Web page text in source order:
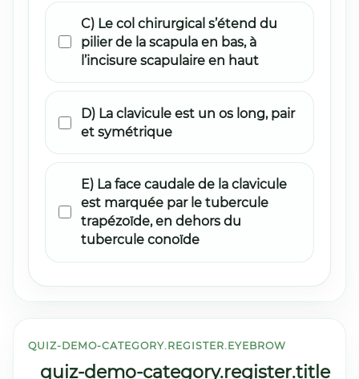
C) Le col chirurgical s’étend du
pilier de la scapula en bas, à
l’incisure scapulaire en haut
D) La clavicule est un os long, pair
et symétrique
E) La face caudale de la clavicule
est marquée par le tubercule
trapézoïde, en dehors du
tubercule conoïde
QUIZ-DEMO-CATEGORY.REGISTER.EYEBROW
quiz-demo-category.register.title